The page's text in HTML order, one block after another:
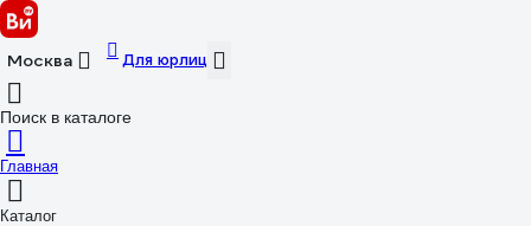
Москва Для юрлиц
Поиск в каталоге
Главная
Каталог